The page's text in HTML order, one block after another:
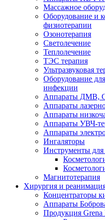
Массажное
Оборудование и
физиотерапии
Озонотерапия
Светолечение
Теплолечение
ТЭС терапия
Ультразвуковая
Оборудование
инфекции
Аппараты ДМВ,
Аппараты
Аппараты
Аппараты УВЧ-
Аппараты
Ингаляторы
Инструменты для
Магнитотерапия
Хирургия и
Концентраторы
Аппараты
Продукция Grena